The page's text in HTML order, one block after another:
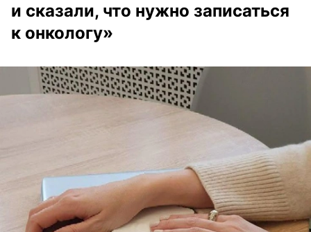
и сказали, что нужно записаться
к онкологу»